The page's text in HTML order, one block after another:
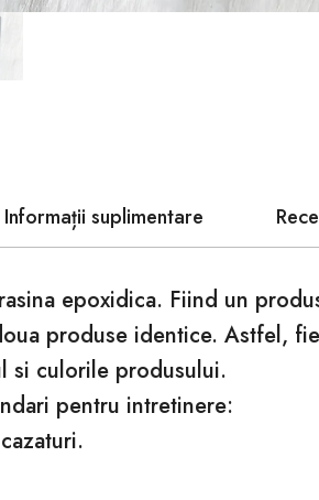
Informații suplimentare
epoxidica. Fiind un
produse identice. Astfel,
si culorile produsului.
pentru intretinere: